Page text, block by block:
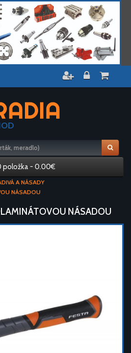
položka - 0.00€
A NÁSADY
NÁSADOU
NÁSADOU